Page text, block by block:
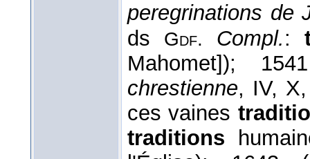
peregrinations de
ds Gdf. Compl.:
Mahomet]);
chrestienne, IV,
ces vaines
traditions